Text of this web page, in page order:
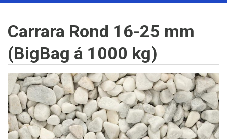
Carrara Rond 16-25 mm
(BigBag á 1000 kg)
Ga
naar
het
einde
van
de
afbeeldingen-
gallerij